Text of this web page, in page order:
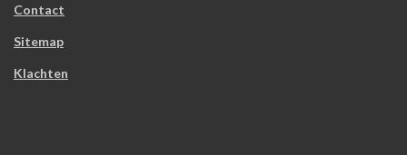
Contact
Sitemap
Klachten